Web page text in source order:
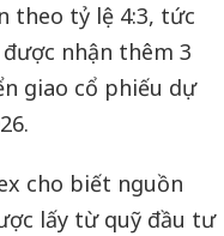
theo tỷ lệ 4:3, tức
nhận thêm 3
giao cổ phiếu dự
cho biết nguồn
lấy từ quỹ đầu tư